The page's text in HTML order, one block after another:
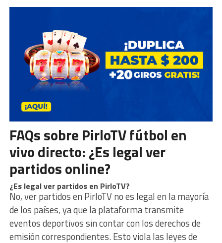
FAQs sobre PirloTV fútbol en
vivo directo: ¿Es legal ver
partidos online?
¿Es legal ver partidos en PirloTV?
No, ver partidos en PirloTV no es legal en la mayoría
de los países, ya que la plataforma transmite
eventos deportivos sin contar con los derechos de
emisión correspondientes. Esto viola las leyes de